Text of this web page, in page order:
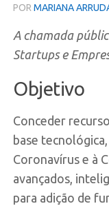
POR MARIANA
A chamada
Startups e
Objetivo
Conceder
base
Coronavírus e à
avançados,
para adição de